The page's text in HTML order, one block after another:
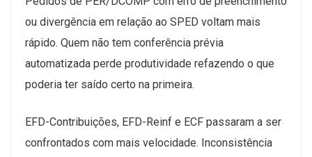
ou divergência em relação ao SPED voltam mais
rápido. Quem não tem conferência prévia
automatizada perde produtividade refazendo o que
poderia ter saído certo na primeira.
EFD-Contribuições, EFD-Reinf e ECF passaram a ser
confrontados com mais velocidade. Inconsistência